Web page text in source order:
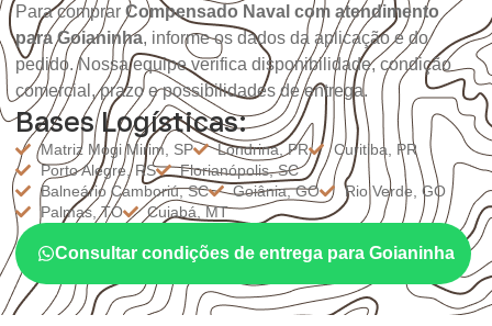
Para comprar Compensado Naval com atendimento
para Goianinha, informe os dados da aplicação e do
pedido. Nossa equipe verifica disponibilidade, condição
comercial, prazo e possibilidades de entrega.
Bases Logísticas:
Matriz Mogi Mirim, SP Londrina, PR
Curitiba, PR
Porto Alegre, RS
Florianópolis, SC
Balneário Camboriú, SC
Goiânia, GO
Rio Verde, GO
Palmas, TO
Cuiabá, MT
Consultar condições de entrega para Goianinha